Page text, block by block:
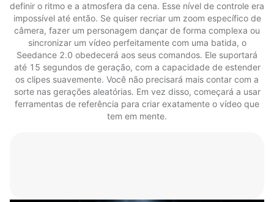
definir o ritmo e a atmosfera da cena. Esse nível de controle era
impossível até então. Se quiser recriar um zoom específico de
câmera, fazer um personagem dançar de forma complexa ou
sincronizar um vídeo perfeitamente com uma batida, o
Seedance 2.0 obedecerá aos seus comandos. Ele suportará
até 15 segundos de geração, com a capacidade de estender
os clipes suavemente. Você não precisará mais contar com a
sorte nas gerações aleatórias. Em vez disso, começará a usar
ferramentas de referência para criar exatamente o vídeo que
tem em mente.